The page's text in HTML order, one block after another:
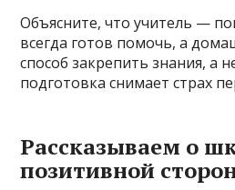
Объясните, что учитель —
всегда готов помочь, а
способ закрепить знания, а
подготовка снимает страх
Рассказываем о
позитивной